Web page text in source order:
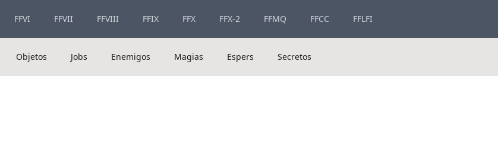
FFVI FFVII FFVIII FFIX FFX FFX-2 FFMQ FFCC FFLFI
Objetos Jobs Enemigos Magias Espers Secretos